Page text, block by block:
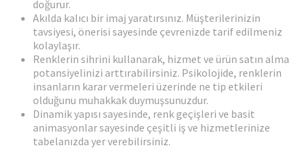
doğurur.
Akılda kalıcı bir imaj yaratırsınız. Müşterilerinizin
tavsiyesi, önerisi sayesinde çevrenizde tarif edilmeniz
kolaylaşır.
Renklerin sihrini kullanarak, hizmet ve ürün satın alma
potansiyelinizi arttırabilirsiniz. Psikolojide, renklerin
insanların karar vermeleri üzerinde ne tip etkileri
olduğunu muhakkak duymuşsunuzdur.
Dinamik yapısı sayesinde, renk geçişleri ve basit
animasyonlar sayesinde çeşitli iş ve hizmetlerinize
tabelanızda yer verebilirsiniz.